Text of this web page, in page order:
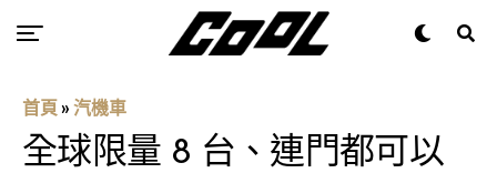
首頁 » 汽機車
全球限量 8 台、連門都可以